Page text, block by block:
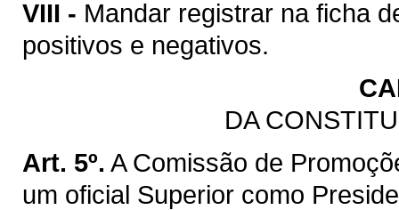
VIII - Mandar registrar na ficha
positivos e negativos.
DA
Art. 5º. A Comissão de
um oficial Superior como